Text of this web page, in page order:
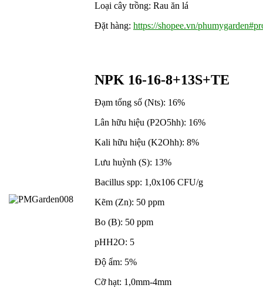
Loại cây trồng: Rau ăn lá
Đặt hàng: https://shopee.vn/
NPK 16-16-8+13S+TE
Đạm tổng số (Nts): 16%
Lân hữu hiệu (P2O5hh): 16%
Kali hữu hiệu (K2Ohh): 8%
Lưu huỳnh (S): 13%
Bacillus spp: 1,0x106 CFU/g
Kẽm (Zn): 50 ppm
Bo (B): 50 ppm
pHH2O: 5
Độ ẩm: 5%
Cỡ hạt: 1,0mm-4mm